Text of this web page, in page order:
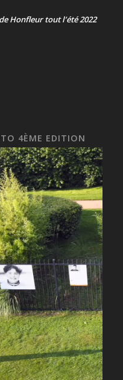
Honfleur tout l’été 2022
4ÈME EDITION